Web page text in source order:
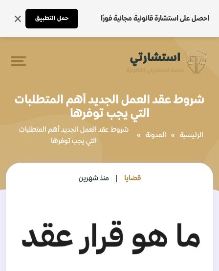
احصل على استشارة قانونية مجانية فورًا حمل التطبيق
شروط عقد العمل الجديد أهم المتطلبات
التي يجب توفرها
الرئيسية » المدونة »
شروط عقد العمل الجديد أهم المتطلبات
التي يجب توفرها
قضايا منذ شهرين